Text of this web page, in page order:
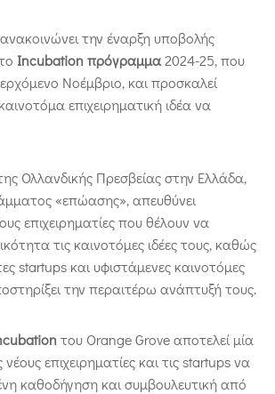
την έναρξη υποβολής
Incubation πρόγραμμα2024-25, που
Νοέμβριο, και προσκαλεί
επιχειρηματική ιδέα να
Ολλανδικής Πρεσβείας στην Ελλάδα,
«επώασης», απευθύνει
επιχειρηματίες που θέλουν να
τις καινοτόμες ιδέες τους, καθώς
startups και υφιστάμενες καινοτόμες
την περαιτέρω ανάπτυξή τους.
του Orange Grove αποτελεί μία
νέους επιχειρηματίες και τις startups να
καθοδήγηση και συμβουλευτική από